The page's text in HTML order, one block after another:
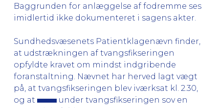
Baggrunden for anlæggelse af fodremme ses
imidlertid ikke dokumenteret i sagens akter.
Sundhedsvæsenets Patientklagenævn finder,
at udstrækningen af tvangsfikseringen
opfyldte kravet om mindst indgribende
foranstaltning. Nævnet har herved lagt vægt
på, at tvangsfikseringen blev iværksat kl. 2.30,
og at
under tvangsfikseringen sov en